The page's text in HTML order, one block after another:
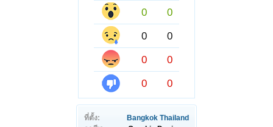
0
0
0
0
0
0
0
0
ที่ตั้ง:
Bangkok Thailand